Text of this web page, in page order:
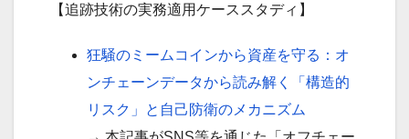
【追跡技術の実務適用ケーススタディ】
狂騒のミームコインから資産を守る：オ
ンチェーンデータから読み解く「構造的
リスク」と自己防衛のメカニズム